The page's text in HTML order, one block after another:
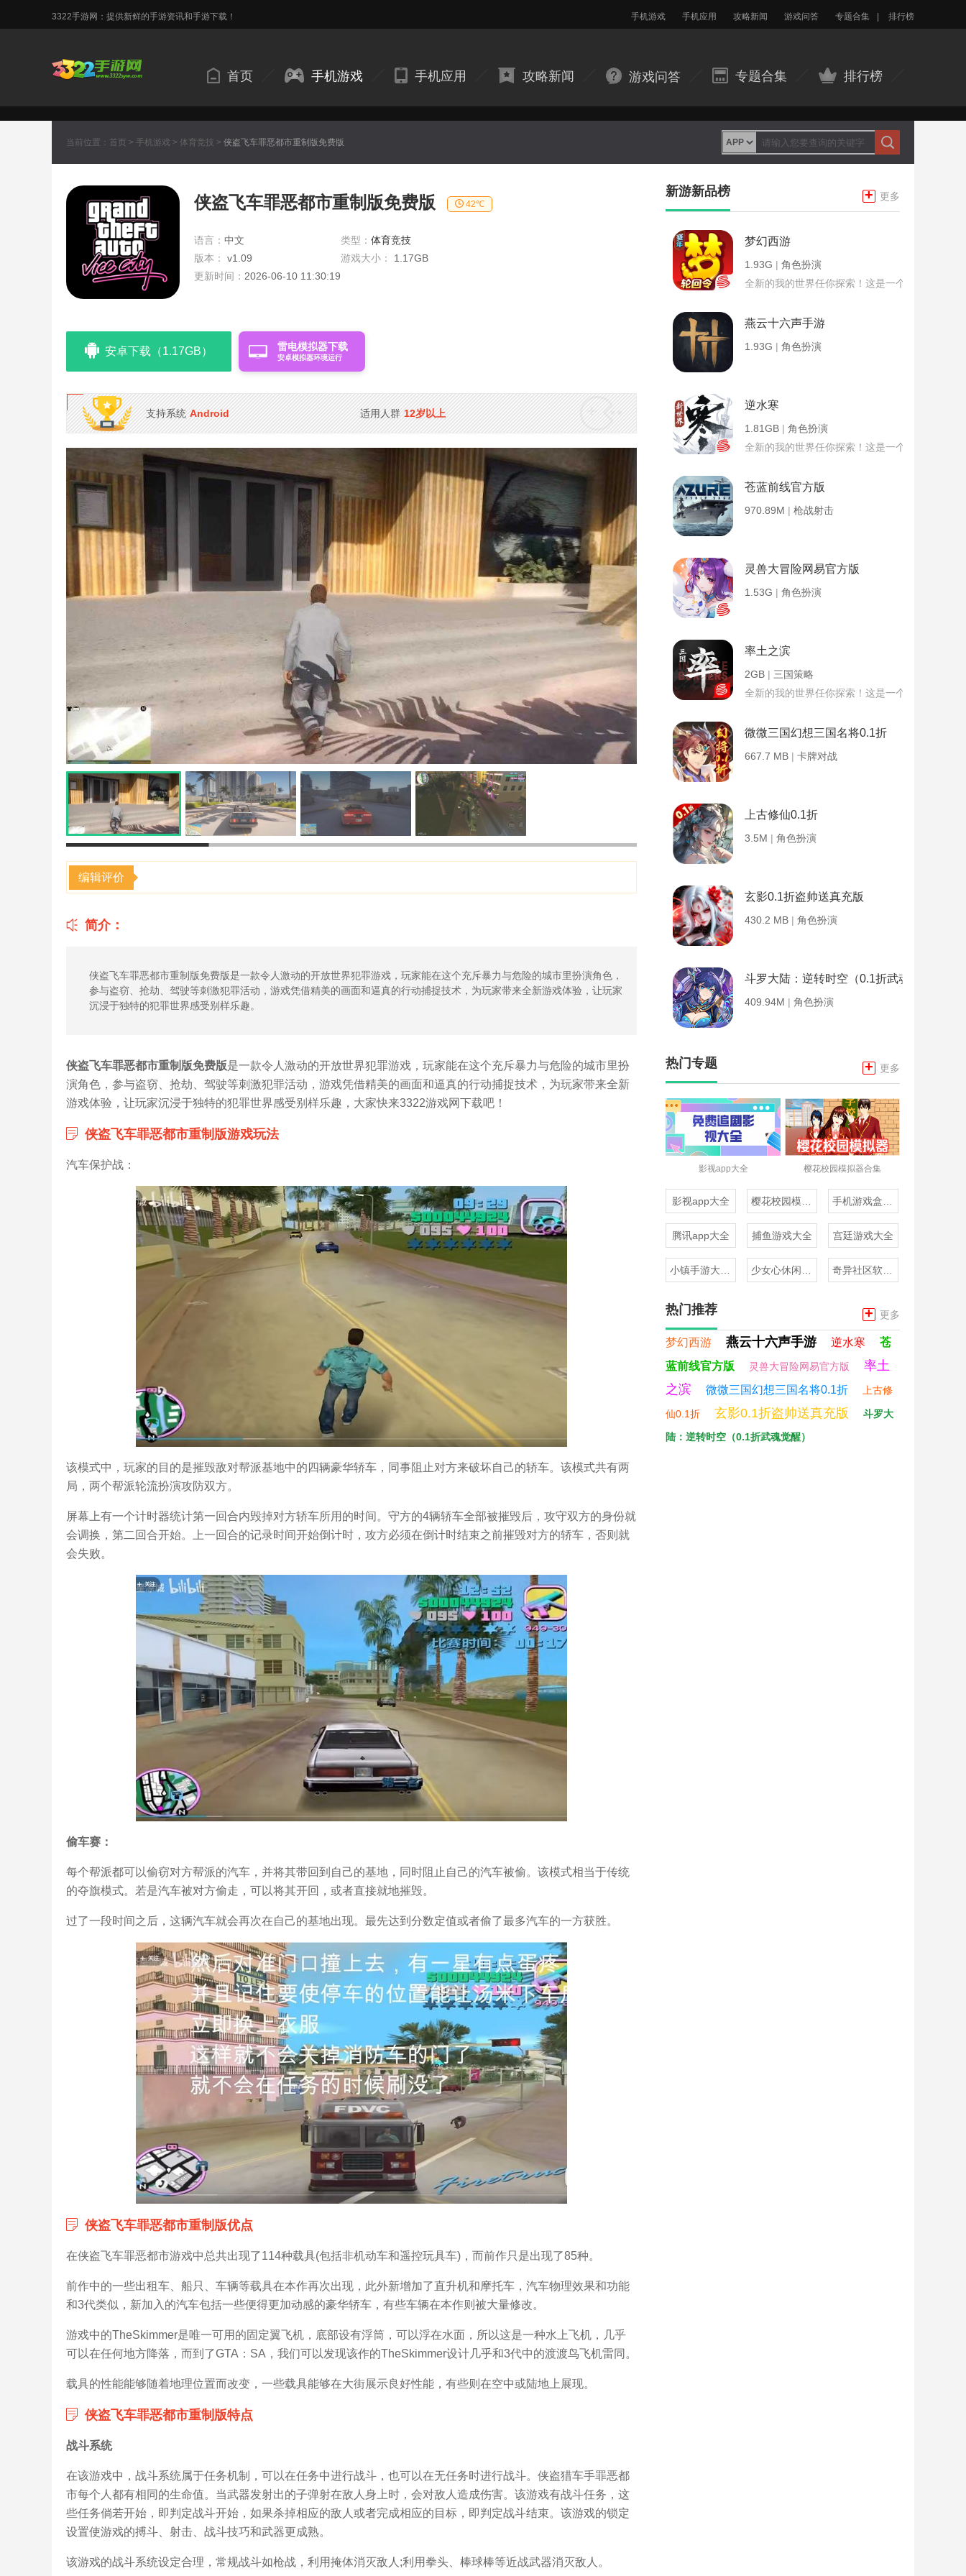
3322手游网：提供新鲜的手游资讯和手游下载！ 手机游戏 手机应用 攻略新闻 游戏问答 专题合集 排行榜
首页 手机游戏 手机应用 攻略新闻 游戏问答 专题合集 排行榜
当前位置： 首页 > 手机游戏 > 体育竞技 > 侠盗飞车罪恶都市重制版免费版
侠盗飞车罪恶都市重制版免费版 42℃
语言： 中文 类型： 体育竞技
版本：
v1.09 游戏大小：
1.17GB
更新时间： 2026-06-10 11:30:19
安卓下载（1.17GB） 雷电模拟器下载
安卓模拟器环境运行
支持系统 Android 适用人群 12岁以上
编辑评价
简介：
侠盗飞车罪恶都市重制版免费版是一款令人激动的开放世界犯罪游戏，玩家能在这个充斥暴力与危险的城市里扮演角色，
参与盗窃、抢劫、驾驶等刺激犯罪活动，游戏凭借精美的画面和逼真的行动捕捉技术，为玩家带来全新游戏体验，让玩家
沉浸于独特的犯罪世界感受别样乐趣。
侠盗飞车罪恶都市重制版免费版是一款令人激动的开放世界犯罪游戏，玩家能在这个充斥暴力与危险的城市里扮
演角色，参与盗窃、抢劫、驾驶等刺激犯罪活动，游戏凭借精美的画面和逼真的行动捕捉技术，为玩家带来全新
游戏体验，让玩家沉浸于独特的犯罪世界感受别样乐趣，大家快来3322游戏网下载吧！
侠盗飞车罪恶都市重制版游戏玩法
汽车保护战：
该模式中，玩家的目的是摧毁敌对帮派基地中的四辆豪华轿车，同事阻止对方来破坏自己的轿车。该模式共有两
局，两个帮派轮流扮演攻防双方。
屏幕上有一个计时器统计第一回合内毁掉对方轿车所用的时间。守方的4辆轿车全部被摧毁后，攻守双方的身份就
会调换，第二回合开始。上一回合的记录时间开始倒计时，攻方必须在倒计时结束之前摧毁对方的轿车，否则就
会失败。
偷车赛：
每个帮派都可以偷窃对方帮派的汽车，并将其带回到自己的基地，同时阻止自己的汽车被偷。该模式相当于传统
的夺旗模式。若是汽车被对方偷走，可以将其开回，或者直接就地摧毁。
过了一段时间之后，这辆汽车就会再次在自己的基地出现。最先达到分数定值或者偷了最多汽车的一方获胜。
侠盗飞车罪恶都市重制版优点
在侠盗飞车罪恶都市游戏中总共出现了114种载具(包括非机动车和遥控玩具车)，而前作只是出现了85种。
前作中的一些出租车、船只、车辆等载具在本作再次出现，此外新增加了直升机和摩托车，汽车物理效果和功能
和3代类似，新加入的汽车包括一些便得更加动感的豪华轿车，有些车辆在本作则被大量修改。
游戏中的TheSkimmer是唯一可用的固定翼飞机，底部设有浮筒，可以浮在水面，所以这是一种水上飞机，几乎
可以在任何地方降落，而到了GTA：SA，我们可以发现该作的TheSkimmer设计几乎和3代中的渡渡鸟飞机雷同。
载具的性能能够随着地理位置而改变，一些载具能够在大街展示良好性能，有些则在空中或陆地上展现。
侠盗飞车罪恶都市重制版特点
战斗系统
在该游戏中，战斗系统属于任务机制，可以在任务中进行战斗，也可以在无任务时进行战斗。侠盗猎车手罪恶都
市每个人都有相同的生命值。当武器发射出的子弹射在敌人身上时，会对敌人造成伤害。该游戏有战斗任务，这
些任务倘若开始，即判定战斗开始，如果杀掉相应的敌人或者完成相应的目标，即判定战斗结束。该游戏的锁定
设置使游戏的搏斗、射击、战斗技巧和武器更成熟。
该游戏的战斗系统设定合理，常规战斗如枪战，利用掩体消灭敌人;利用拳头、棒球棒等近战武器消灭敌人。
新游新品榜 + 更多
梦幻西游
1.93G | 角色扮演
全新的我的世界任你探索！这是一个小提示字段。
燕云十六声手游
1.93G | 角色扮演
逆水寒
1.81GB | 角色扮演
全新的我的世界任你探索！这是一个小提示字段。
苍蓝前线官方版
970.89M | 枪战射击
灵兽大冒险网易官方版
1.53G | 角色扮演
率土之滨
2GB | 三国策略
全新的我的世界任你探索！这是一个小提示字段。
微微三国幻想三国名将0.1折
667.7 MB | 卡牌对战
上古修仙0.1折
3.5M | 角色扮演
玄影0.1折盗帅送真充版
430.2 MB | 角色扮演
斗罗大陆：逆转时空（0.1折武魂觉醒）
409.94M | 角色扮演
热门专题 + 更多
影视app大全 樱花校园模拟器合集
影视app大全
腾讯app大全 捕鱼游戏大全 宫廷游戏大全
热门推荐 + 更多
梦幻西游 燕云十六声手游 逆水寒
苍
蓝前线官方版
灵兽大冒险网易官方版
率土
之滨
微微三国幻想三国名将0.1折 上古修
仙0.1折 玄影0.1折盗帅送真充版
斗罗大
陆：逆转时空（0.1折武魂觉醒）